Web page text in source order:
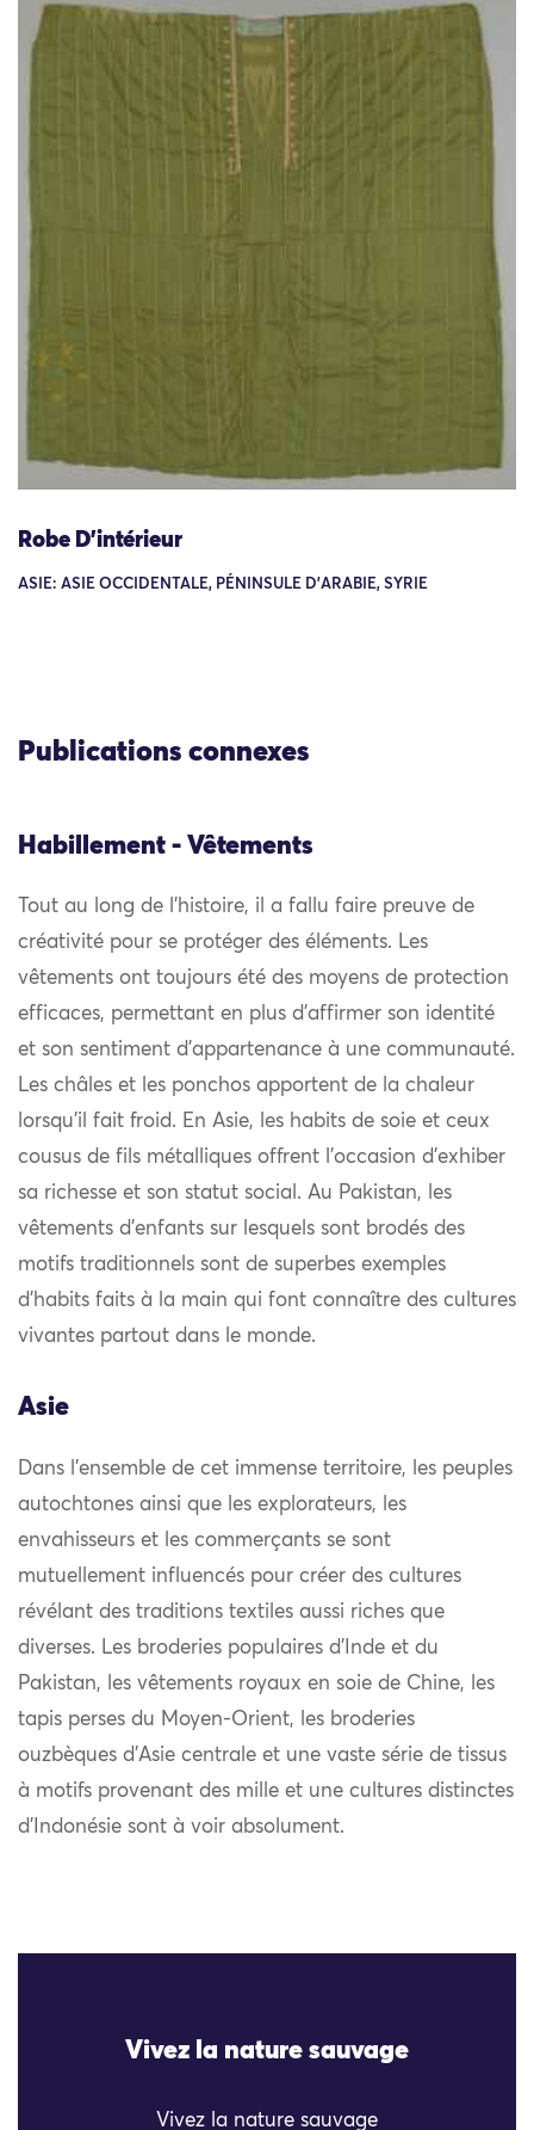
Robe D’intérieur
ASIE: ASIE OCCIDENTALE, PÉNINSULE D'ARABIE, SYRIE
Publications connexes
Habillement - Vêtements
Tout au long de l’histoire, il a fallu faire preuve de
créativité pour se protéger des éléments. Les
vêtements ont toujours été des moyens de protection
efficaces, permettant en plus d’affirmer son identité
et son sentiment d’appartenance à une communauté.
Les châles et les ponchos apportent de la chaleur
lorsqu’il fait froid. En Asie, les habits de soie et ceux
cousus de fils métalliques offrent l’occasion d’exhiber
sa richesse et son statut social. Au Pakistan, les
vêtements d’enfants sur lesquels sont brodés des
motifs traditionnels sont de superbes exemples
d’habits faits à la main qui font connaître des cultures
vivantes partout dans le monde.
Asie
Dans l’ensemble de cet immense territoire, les peuples
autochtones ainsi que les explorateurs, les
envahisseurs et les commerçants se sont
mutuellement influencés pour créer des cultures
révélant des traditions textiles aussi riches que
diverses. Les broderies populaires d’Inde et du
Pakistan, les vêtements royaux en soie de Chine, les
tapis perses du Moyen-Orient, les broderies
ouzbèques d’Asie centrale et une vaste série de tissus
à motifs provenant des mille et une cultures distinctes
d’Indonésie sont à voir absolument.
Vivez la nature sauvage
Vivez la nature sauvage